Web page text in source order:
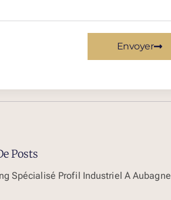
Envoyer
Posts
Spécialisé Profil Industriel À Aubagne